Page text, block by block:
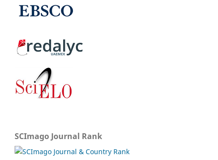
SCImago Journal Rank